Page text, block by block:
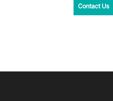
Contact Us